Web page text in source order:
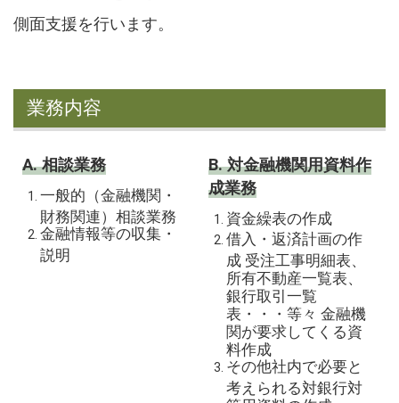
側面支援を行います。
業務内容
A. 相談業務
一般的（金融機関・
財務関連）相談業務
金融情報等の収集・
説明
B. 対金融機関用資料作
成業務
資金繰表の作成
借入・返済計画の作
成 受注工事明細表、
所有不動産一覧表、
銀行取引一覧
表・・・等々 金融機
関が要求してくる資
料作成
その他社内で必要と
考えられる対銀行対